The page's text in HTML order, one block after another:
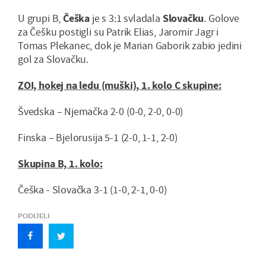
U grupi B,Češka je s 3:1 svladala Slovačku. Golove
za Češku postigli su Patrik Elias, Jaromir Jagr i
Tomas Plekanec, dok je Marian Gaborik zabio jedini
gol za Slovačku.
ZOI, hokej na ledu (muški), 1. kolo C skupine:
Švedska – Njemačka 2-0 (0-0, 2-0, 0-0)
Finska – Bjelorusija 5-1 (2-0, 1-1, 2-0)
Skupina B, 1. kolo:
Češka - Slovačka 3-1 (1-0, 2-1, 0-0)
PODIJELI